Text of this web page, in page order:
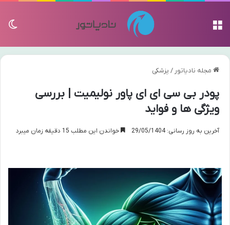
مجله نادیاتور / پزشکی
پودر بی سی ای ای پاور نولیمیت | بررسی
ویژگی ها و فواید
آخرین به روز رسانی: 29/05/1404 خواندن این مطلب 15 دقیقه زمان میبرد